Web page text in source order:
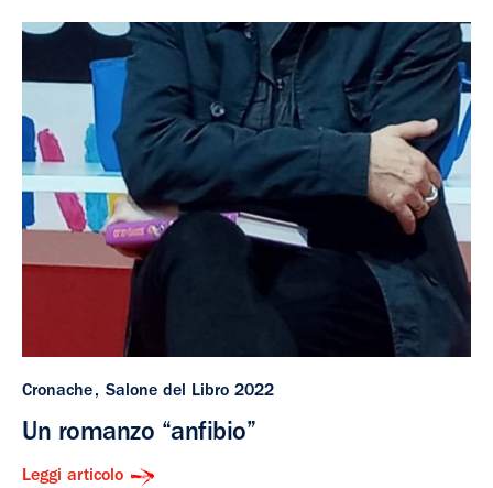
Cronache Salone del Libro 2022
Un romanzo “anfibio”
Leggi articolo